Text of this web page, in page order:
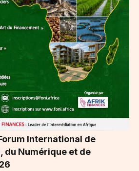
International de
du Numérique et de